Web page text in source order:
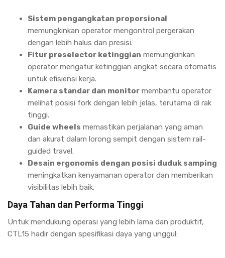
Sistem pengangkatan proporsional
memungkinkan operator mengontrol pergerakan
dengan lebih halus dan presisi.
Fitur preselector ketinggian memungkinkan
operator mengatur ketinggian angkat secara otomatis
untuk efisiensi kerja.
Kamera standar dan monitor membantu operator
melihat posisi fork dengan lebih jelas, terutama di rak
tinggi.
Guide wheels memastikan perjalanan yang aman
dan akurat dalam lorong sempit dengan sistem rail-
guided travel.
Desain ergonomis dengan posisi duduk samping
meningkatkan kenyamanan operator dan memberikan
visibilitas lebih baik.
Daya Tahan dan Performa Tinggi
Untuk mendukung operasi yang lebih lama dan produktif,
CTL15 hadir dengan spesifikasi daya yang unggul: